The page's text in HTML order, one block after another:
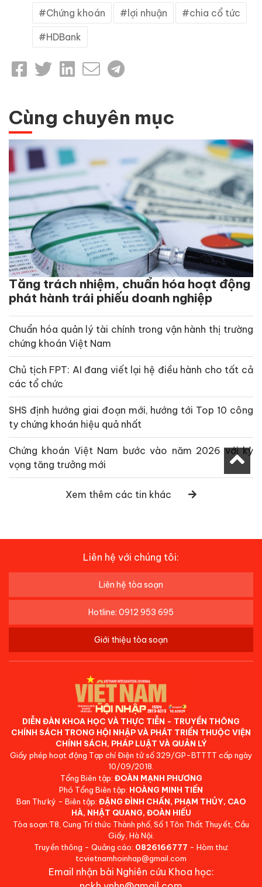
Chứng khoán lợi nhuận chia cổ tức
HDBank
Cùng chuyên mục
Tăng trách nhiệm, chuẩn hóa hoạt động
phát hành trái phiếu doanh nghiệp
Chuẩn hóa quản lý tài chính trong vận hành thị trường
chứng khoán Việt Nam
Chủ tịch FPT: AI đang viết lại hệ điều hành cho tất cả
các tổ chức
SHS định hướng giai đoạn mới, hướng tới Top 10 công
ty chứng khoán hiệu quả nhất
Chứng khoán Việt Nam bước vào năm 2026 với kỳ
vọng tăng trưởng mới
Xem thêm các tin khác
Liên hệ với chúng tôi:
Liên hệ tòa soạn
Hotline: 0912 953 695
Giới thiệu tòa soạn
DIỄN ĐÀN KHOA HỌC VÀ THỰC TIỄN - TRUYỀN THÔNG
CHÍNH SÁCH TRONG HỘI NHẬP VÀ PHÁT TRIỂN THUỘC VIỆN
CHÍNH SÁCH, PHÁP LUẬT VÀ QUẢN LÝ
Giấy phép hoạt động Tạp chí Điện tử số 329/GP-BTTTT cấp ngày
10/09/2018.
Tổng Biên tập: ĐOÀN MẠNH PHƯƠNG
Phó Tổng Biên tập: HOÀNG MINH TIẾN
Ban Thư ký - Biên tập: ĐẶNG ĐÌNH CHẤN, PHẠM THỦY, CAO
HÀ, NHẬT QUANG, ĐOÀN HIẾU
Tòa soạn:T8, Cung Trí thức Thành phố, Số 1 Tôn Thất Thuyết, Cầu
Giấy, Hà Nội.
Truyền thông - Quảng cáo: 0826166777 - Hòm thư:
tcvietnamhoinhap@gmail.com
Email nhận bài Nghiên cứu Khoa học: